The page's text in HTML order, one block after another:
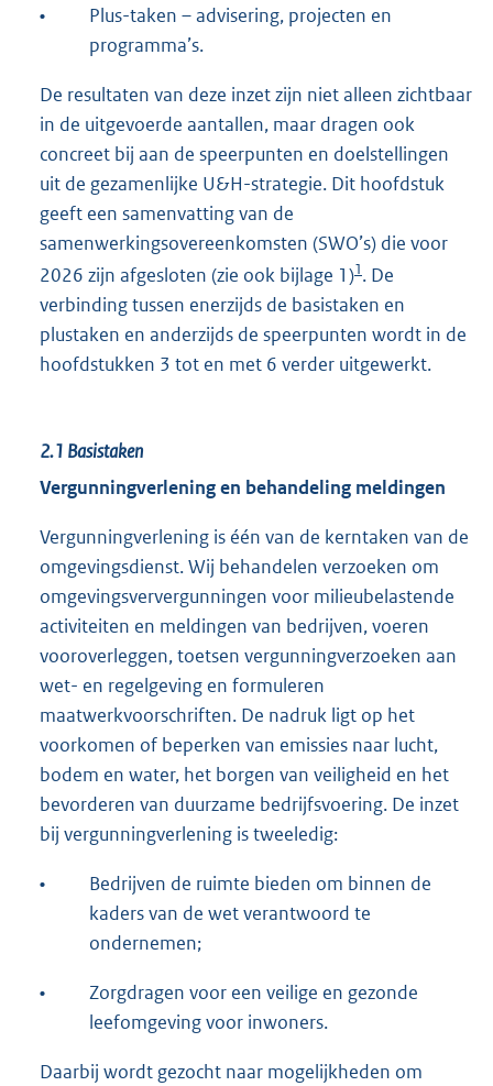
•
Plus-taken – advisering, projecten en
programma’s.
De resultaten van deze inzet zijn niet alleen zichtbaar
in de uitgevoerde aantallen, maar dragen ook
concreet bij aan de speerpunten en doelstellingen
uit de gezamenlijke U&H-strategie. Dit hoofdstuk
geeft een samenvatting van de
samenwerkingsovereenkomsten (SWO’s) die voor
2026 zijn afgesloten (zie ook bijlage 1)1. De
verbinding tussen enerzijds de basistaken en
plustaken en anderzijds de speerpunten wordt in de
hoofdstukken 3 tot en met 6 verder uitgewerkt.
2.1 Basistaken
Vergunningverlening en behandeling meldingen
Vergunningverlening is één van de kerntaken van de
omgevingsdienst. Wij behandelen verzoeken om
omgevingsververgunningen voor milieubelastende
activiteiten en meldingen van bedrijven, voeren
vooroverleggen, toetsen vergunningverzoeken aan
wet- en regelgeving en formuleren
maatwerkvoorschriften. De nadruk ligt op het
voorkomen of beperken van emissies naar lucht,
bodem en water, het borgen van veiligheid en het
bevorderen van duurzame bedrijfsvoering. De inzet
bij vergunningverlening is tweeledig:
•
Bedrijven de ruimte bieden om binnen de
kaders van de wet verantwoord te
ondernemen;
•
Zorgdragen voor een veilige en gezonde
leefomgeving voor inwoners.
Daarbij wordt gezocht naar mogelijkheden om